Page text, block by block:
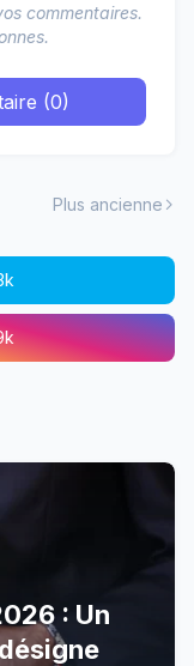
commentaires.
(0)
Plus ancienne
: Un